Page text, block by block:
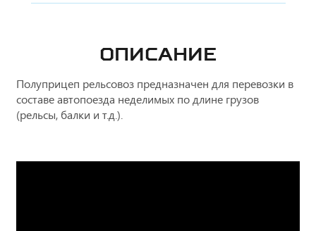
ОПИСАНИЕ
Полуприцеп рельсовоз предназначен для перевозки в
составе автопоезда неделимых по длине грузов
(рельсы, балки и т.д.).